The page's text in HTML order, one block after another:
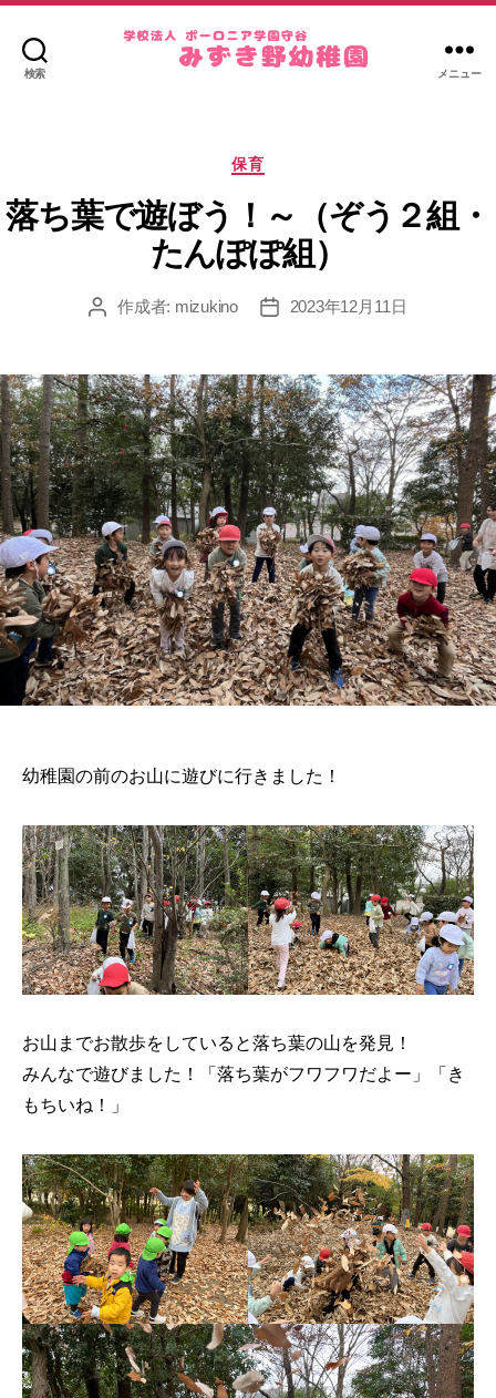
検索
野
稚
園
メニュー
カ
テ
ゴ
リ
ー
保育
落ち葉で遊ぼう！～（ぞう２組・
たんぽぽ組）
投 作成者: mizukino
投
2023年12月11日
幼稚園の前のお山に遊びに行きました！
お山までお散歩をしていると落ち葉の山を発見！
みんなで遊びました！「落ち葉がフワフワだよー」「き
もちいね！」